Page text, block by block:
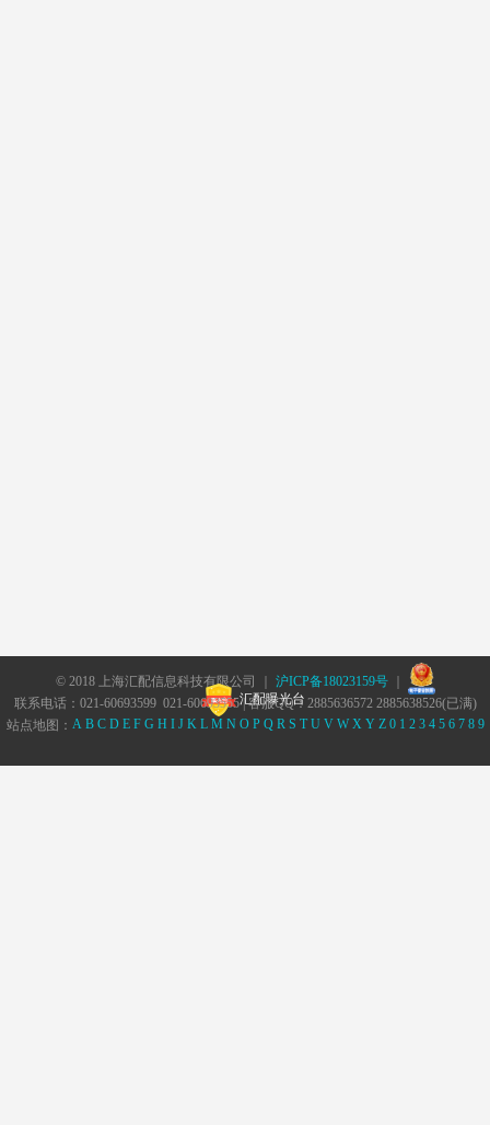
© 2018 上海汇配信息科技有限公司 ｜ 沪ICP备18023159号｜
汇配曝光台
联系电话：021-60693599 021-60693555 | 客服QQ：2885636572 2885638526(已满)
站点地图： A B C D E F G H I J K L M N O P Q R S T U V W X Y Z 0 1 2 3 4 5 6 7 8 9